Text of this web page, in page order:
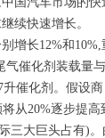
续快速增长。
增长12%和
催化剂装载量
催化剂。假设
从20%逐步提
三大巨头占有)